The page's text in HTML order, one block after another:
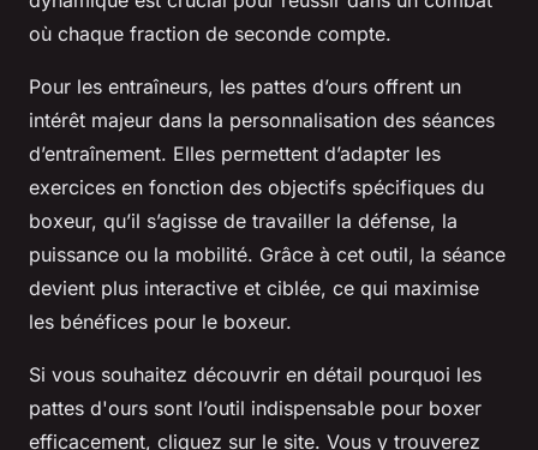
où chaque fraction de seconde compte.
Pour les entraîneurs, les pattes d’ours offrent un
intérêt majeur dans la personnalisation des séances
d’entraînement. Elles permettent d’adapter les
exercices en fonction des objectifs spécifiques du
boxeur, qu’il s’agisse de travailler la défense, la
puissance ou la mobilité. Grâce à cet outil, la séance
devient plus interactive et ciblée, ce qui maximise
les bénéfices pour le boxeur.
Si vous souhaitez découvrir en détail pourquoi les
pattes d'ours sont l’outil indispensable pour boxer
efficacement, cliquez sur le site. Vous y trouverez